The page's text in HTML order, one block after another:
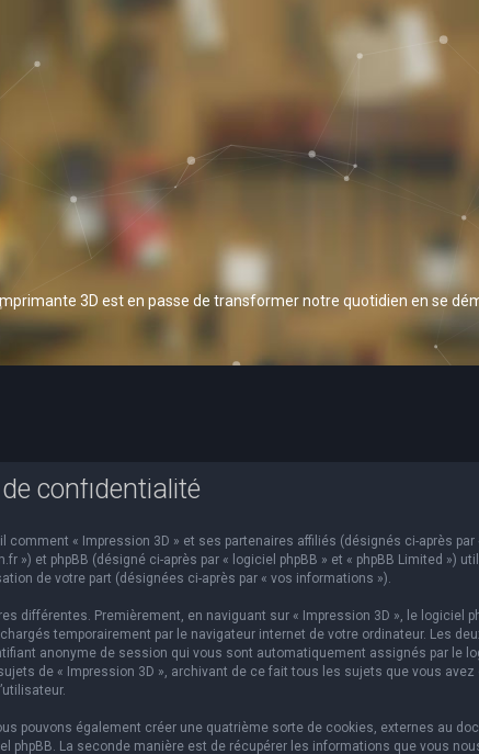
3D est en passe de transformer notre quotidien en se
confidentialité
« Impression 3D » et ses partenaires affiliés (désignés ci-après par
») et phpBB (désigné ci-après par « logiciel phpBB » et « phpBB Limited »)
de votre part (désignées ci-après par « vos informations »).
différentes. Premièrement, en naviguant sur « Impression 3D », le logiciel
temporairement par le navigateur internet de votre ordinateur. Les
anonyme de session qui vous sont automatiquement assignés par le
de « Impression 3D », archivant de ce fait tous les sujets que vous
pouvons également créer une quatrième sorte de cookies, externes au
phpBB. La seconde manière est de récupérer les informations que vous